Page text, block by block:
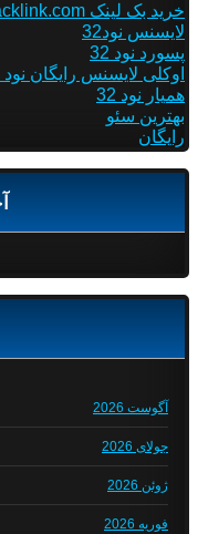
خرید بک لینک behtarinbacklink.com
لایسنس نود32
پسورد نود 32
اوکلی لایسنس رایگان نود 32
همیار نود 32
بهترین سئو
رایگان
آگوست 2026
جولای 2026
ژوئن 2026
فوریه 2026